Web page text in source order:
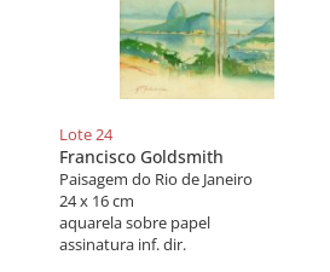
Lote 24
Francisco Goldsmith
Paisagem do Rio de Janeiro
24 x 16 cm
aquarela sobre papel
assinatura inf. dir.